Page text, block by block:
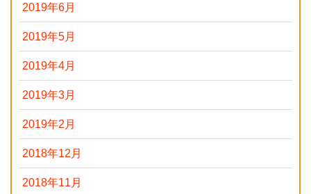
2019年6月
2019年5月
2019年4月
2019年3月
2019年2月
2018年12月
2018年11月